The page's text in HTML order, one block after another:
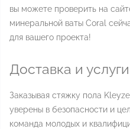
вы можете проверить на
минеральной ваты Coral
для вашего проекта!
Доставка и
Заказывая стяжку пола
уверены в безопасности и
команда молодых и